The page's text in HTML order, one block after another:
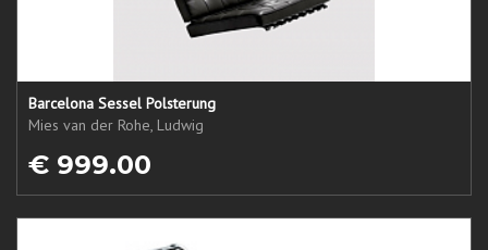
Barcelona Sessel Polsterung
Mies van der Rohe, Ludwig
€ 999.00